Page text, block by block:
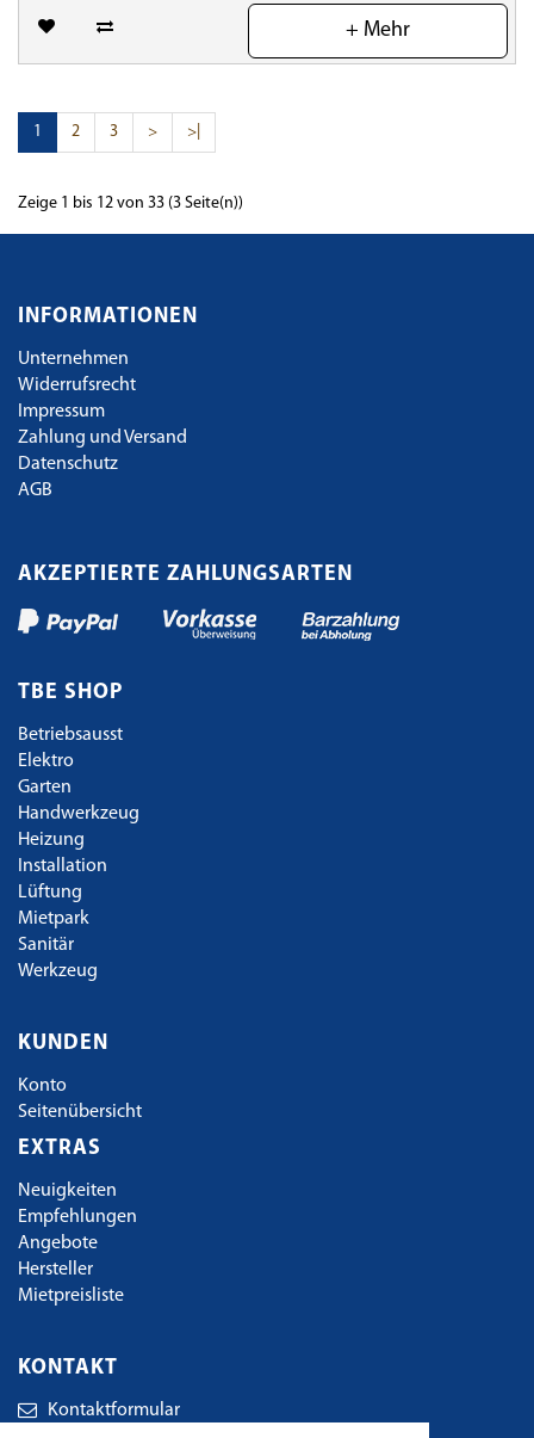
+ Mehr
1 2 3 > >|
Zeige 1 bis 12 von 33 (3 Seite(n))
INFORMATIONEN
Unternehmen
Widerrufsrecht
Impressum
Zahlung und Versand
Datenschutz
AGB
AKZEPTIERTE ZAHLUNGSARTEN
TBE SHOP
Betriebsausst
Elektro
Garten
Handwerkzeug
Heizung
Installation
Lüftung
Mietpark
Sanitär
Werkzeug
KUNDEN
Konto
Seitenübersicht
EXTRAS
Neuigkeiten
Empfehlungen
Angebote
Hersteller
Mietpreisliste
KONTAKT
Kontaktformular